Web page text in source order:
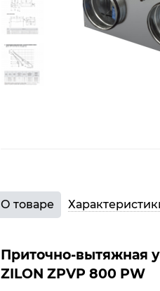
О товаре
Приточно-вытяжная
ZILON ZPVP 800 PW